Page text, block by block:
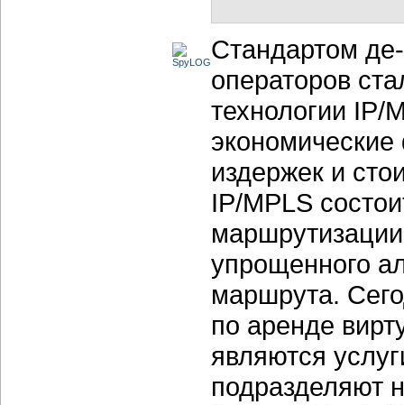
Стандартом
операторов
технологии IP/
издержек и
IP/MPLS
упрощенного
маршрута.
по аренде
являются
подразделяют